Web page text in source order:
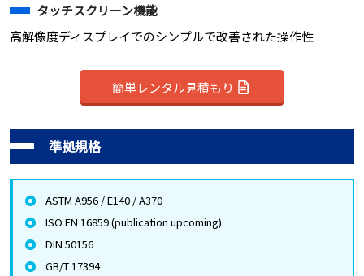
タッチスクリーン機能
高解像度ディスプレイでのシンプルで改善された操作性
簡単レンタル見積もり
準拠規格
ASTM A956 / E140 / A370
ISO EN 16859 (publication upcoming)
DIN 50156
GB/T 17394